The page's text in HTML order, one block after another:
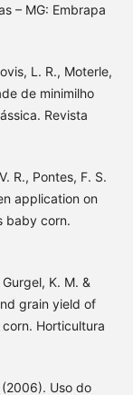
– MG: Embrapa
L. R., Moterle,
de minimilho
Revista
R., Pontes, F. S.
application on
baby corn.
K. M. &
grain yield of
Horticultura
(2006). Uso do